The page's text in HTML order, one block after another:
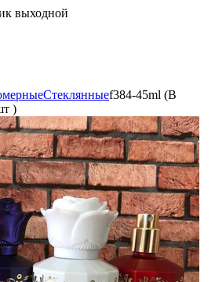
выходной
Стеклянныеf384-45ml (В
)